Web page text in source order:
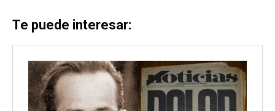
Te puede interesar: